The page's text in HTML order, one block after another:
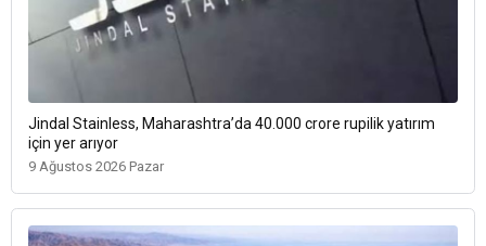
Jindal Stainless, Maharashtra’da 40.000 crore rupilik yatırım
için yer arıyor
9 Ağustos 2026 Pazar